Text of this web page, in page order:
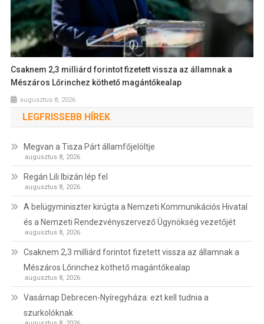
Csaknem 2,3 milliárd forintot fizetett vissza az államnak a
Mészáros Lőrinchez köthető magántőkealap
augusztus 8, 2026
LEGFRISSEBB HÍREK
Megvan a Tisza Párt államfőjelöltje
augusztus 8, 2026
Regán Lili Ibizán lép fel
augusztus 8, 2026
A belügyminiszter kirúgta a Nemzeti Kommunikációs Hivatal
és a Nemzeti Rendezvényszervező Ügynökség vezetőjét
augusztus 8, 2026
Csaknem 2,3 milliárd forintot fizetett vissza az államnak a
Mészáros Lőrinchez köthető magántőkealap
augusztus 8, 2026
Vasárnap Debrecen-Nyíregyháza: ezt kell tudnia a
szurkolóknak